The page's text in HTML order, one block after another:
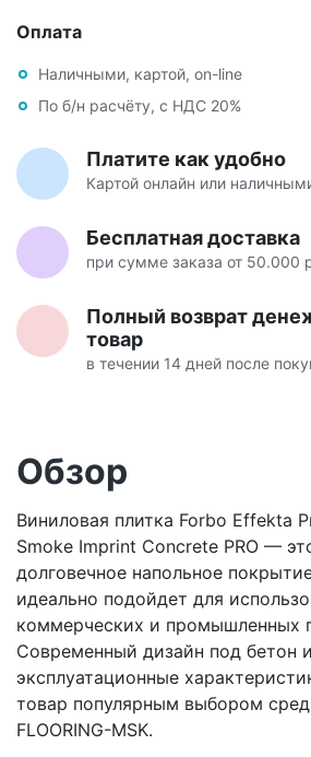
Оплата
Наличными, картой, on-line
По б/н расчёту, с НДС 20%
Платите как удобно
Картой онлайн или
Бесплатная доставка
при сумме заказа от 50.000
Полный возврат
товар
в течении 14 дней после
Обзор
Виниловая плитка Forbo Effekta
Smoke Imprint Concrete PRO —
долговечное напольное
идеально подойдет для
коммерческих и промышленных
Современный дизайн под бетон
эксплуатационные
товар популярным выбором
FLOORING-MSK.